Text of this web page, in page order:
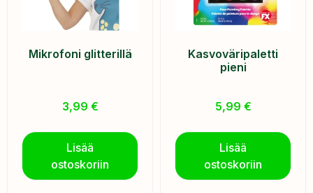
Mikrofoni glitterillä
3,99 €
Lisää
ostoskoriin
Kasvoväripaletti
pieni
5,99 €
Lisää
ostoskoriin